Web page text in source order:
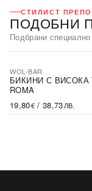
СТИЛИСТ
ПОДОБНИ
Подбрани
WOL-BAR
БИКИНИ С ВИСОКА
ROMA
19,80€/ 38,73ЛВ.